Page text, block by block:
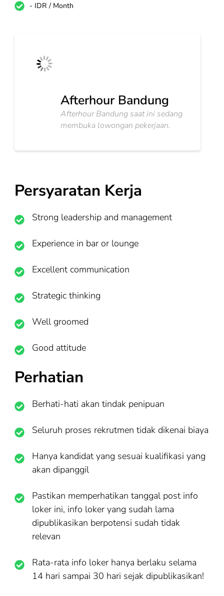
- IDR / Month
Afterhour Bandung
Afterhour Bandung saat ini sedang
membuka lowongan pekerjaan.
Persyaratan Kerja
Strong leadership and management
Experience in bar or lounge
Excellent communication
Strategic thinking
Well groomed
Good attitude
Perhatian
Berhati-hati akan tindak penipuan
Seluruh proses rekrutmen tidak dikenai biaya
Hanya kandidat yang sesuai kualifikasi yang
akan dipanggil
Pastikan memperhatikan tanggal post info
loker ini, info loker yang sudah lama
dipublikasikan berpotensi sudah tidak
relevan
Rata-rata info loker hanya berlaku selama
14 hari sampai 30 hari sejak dipublikasikan!